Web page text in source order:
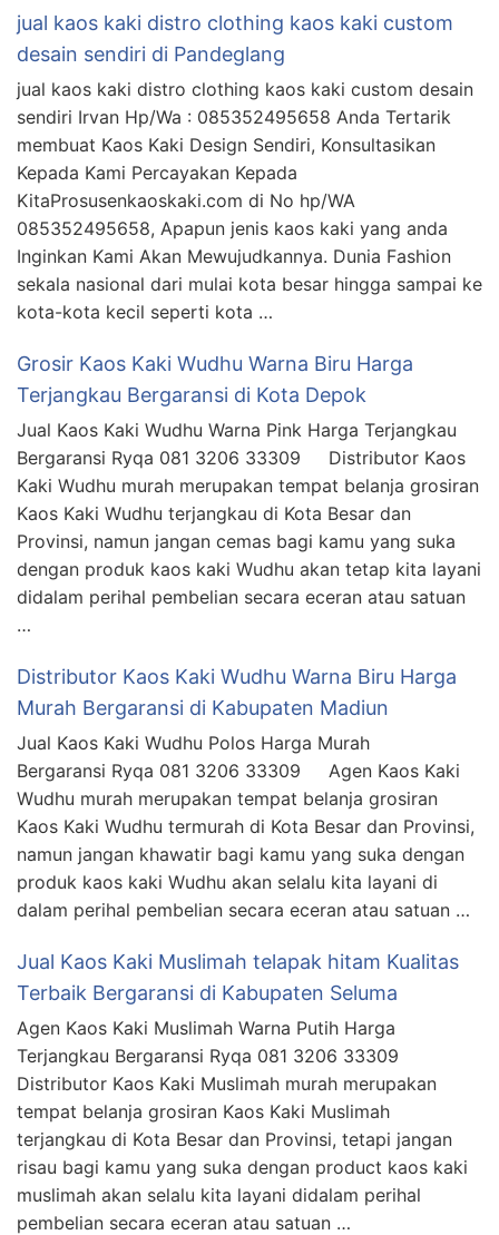
jual kaos kaki distro clothing kaos kaki custom
desain sendiri di Pandeglang
jual kaos kaki distro clothing kaos kaki custom desain
sendiri Irvan Hp/Wa : 085352495658 Anda Tertarik
membuat Kaos Kaki Design Sendiri, Konsultasikan
Kepada Kami Percayakan Kepada
KitaProsusenkaoskaki.com di No hp/WA
085352495658, Apapun jenis kaos kaki yang anda
Inginkan Kami Akan Mewujudkannya. Dunia Fashion
sekala nasional dari mulai kota besar hingga sampai ke
kota-kota kecil seperti kota …
Grosir Kaos Kaki Wudhu Warna Biru Harga
Terjangkau Bergaransi di Kota Depok
Jual Kaos Kaki Wudhu Warna Pink Harga Terjangkau
Bergaransi Ryqa 081 3206 33309 Distributor Kaos
Kaki Wudhu murah merupakan tempat belanja grosiran
Kaos Kaki Wudhu terjangkau di Kota Besar dan
Provinsi, namun jangan cemas bagi kamu yang suka
dengan produk kaos kaki Wudhu akan tetap kita layani
didalam perihal pembelian secara eceran atau satuan
…
Distributor Kaos Kaki Wudhu Warna Biru Harga
Murah Bergaransi di Kabupaten Madiun
Jual Kaos Kaki Wudhu Polos Harga Murah
Bergaransi Ryqa 081 3206 33309 Agen Kaos Kaki
Wudhu murah merupakan tempat belanja grosiran
Kaos Kaki Wudhu termurah di Kota Besar dan Provinsi,
namun jangan khawatir bagi kamu yang suka dengan
produk kaos kaki Wudhu akan selalu kita layani di
dalam perihal pembelian secara eceran atau satuan …
Jual Kaos Kaki Muslimah telapak hitam Kualitas
Terbaik Bergaransi di Kabupaten Seluma
Agen Kaos Kaki Muslimah Warna Putih Harga
Terjangkau Bergaransi Ryqa 081 3206 33309
Distributor Kaos Kaki Muslimah murah merupakan
tempat belanja grosiran Kaos Kaki Muslimah
terjangkau di Kota Besar dan Provinsi, tetapi jangan
risau bagi kamu yang suka dengan product kaos kaki
muslimah akan selalu kita layani didalam perihal
pembelian secara eceran atau satuan …